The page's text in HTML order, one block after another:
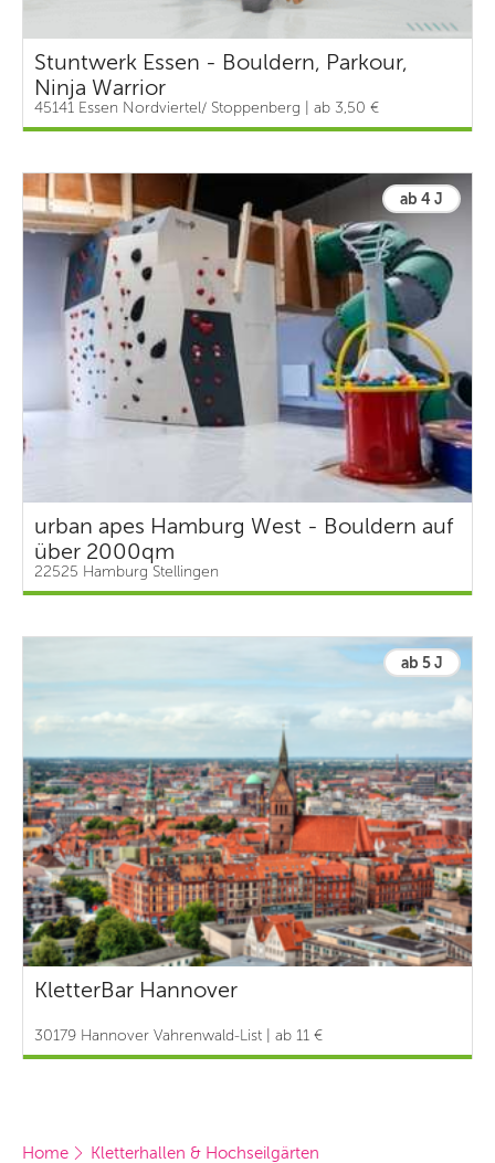
Stuntwerk Essen - Bouldern, Parkour,
Ninja Warrior
45141 Essen Nordviertel/ Stoppenberg | ab 3,50 €
ab 4 J
urban apes Hamburg West - Bouldern auf
über 2000qm
22525 Hamburg Stellingen
ab 5 J
KletterBar Hannover
30179 Hannover Vahrenwald-List | ab 11 €
Home
Kletterhallen & Hochseilgärten